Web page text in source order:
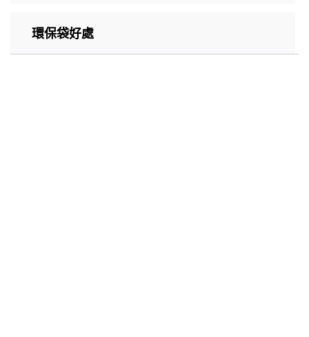
環保袋好處